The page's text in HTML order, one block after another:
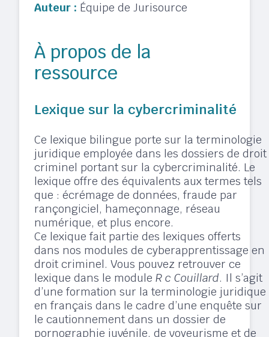
Auteur : Équipe de Jurisource
À propos de la
ressource
Lexique sur la cybercriminalité
Ce lexique bilingue porte sur la terminologie
juridique employée dans les dossiers de droit
criminel portant sur la cybercriminalité. Le
lexique offre des équivalents aux termes tels
que : écrémage de données, fraude par
rançongiciel, hameçonnage, réseau
numérique, et plus encore.
Ce lexique fait partie des lexiques offerts
dans nos modules de cyberapprentissage en
droit criminel. Vous pouvez retrouver ce
lexique dans le moduleR c Couillard. Il s’agit
d’une formation sur la terminologie juridique
en français dans le cadre d’une enquête sur
le cautionnement dans un dossier de
pornographie juvénile, de voyeurisme et de